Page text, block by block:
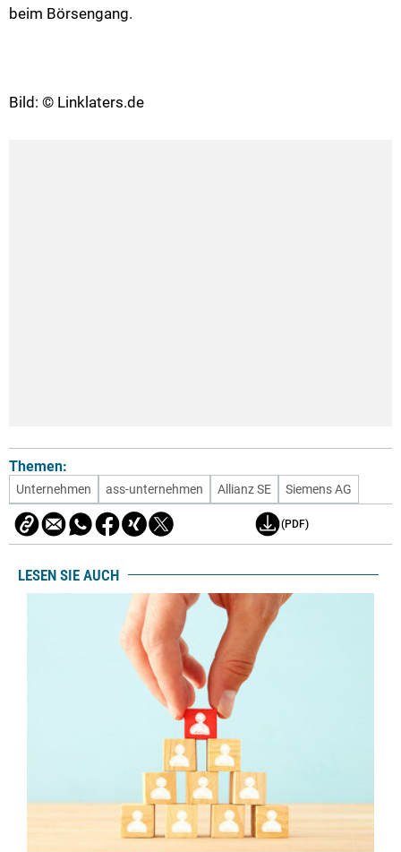
beim Börsengang.
Bild: © Linklaters.de
Themen:
Unternehmen ass-unternehmen Allianz SE Siemens AG
(PDF)
LESEN SIE AUCH